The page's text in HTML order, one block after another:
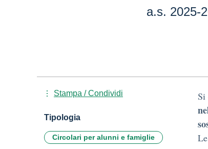
a.s. 2025-
Si
Stampa / Condividi
Tipologia
Circolari per alunni e famiglie